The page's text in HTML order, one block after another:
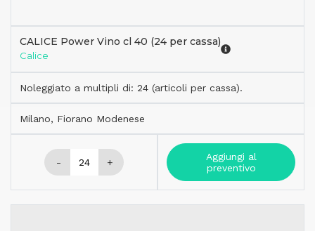
CALICE Power Vino cl 40 (24 per cassa)
Calice
Noleggiato a multipli di: 24 (articoli per cassa).
Milano, Fiorano Modenese
- +
Aggiungi al
preventivo